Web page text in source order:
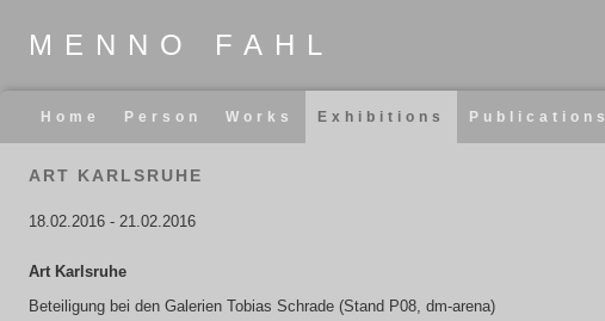
MENNO FAHL
Skip
navigation
Home Person Works Exhibitions Publications
ART KARLSRUHE
18.02.2016 - 21.02.2016
Art Karlsruhe
Beteiligung bei den Galerien Tobias Schrade (Stand P08, dm-arena)